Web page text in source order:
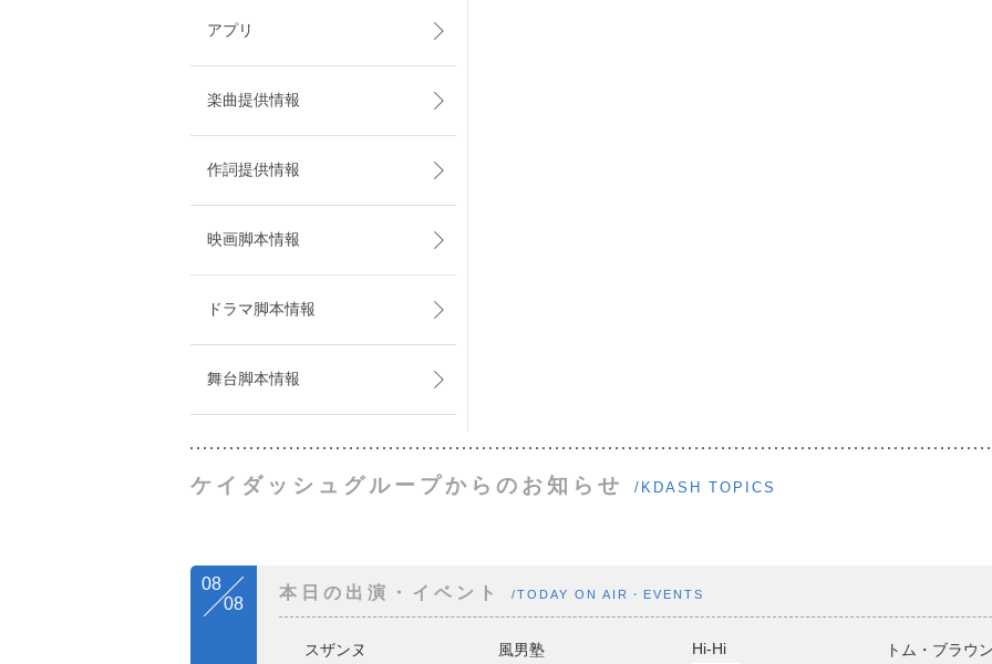
アプリ
楽曲提供情報
作詞提供情報
映画脚本情報
ドラマ脚本情報
舞台脚本情報
ケイダッシュグループからのお知らせ /KDASH TOPICS
08
08
本日の出演・イベント /TODAY ON AIR・EVENTS
スザンヌ 風男塾 Hi-Hi トム・ブラウン